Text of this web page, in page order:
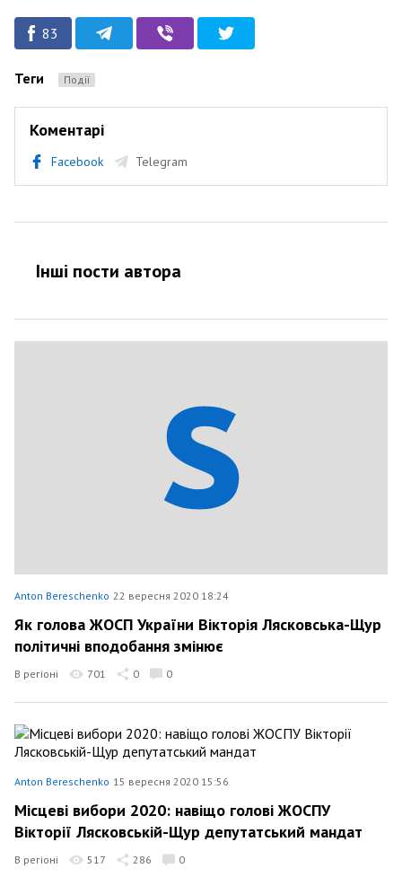
83
Теги Події
Коментарі
Facebook Telegram
Інші пости автора
Anton Bereschenko 22 вересня 2020 18:24
Як голова ЖОСП України Вікторія Лясковська-Щур
політичні вподобання змінює
В регіоні 701 0 0
Anton Bereschenko 15 вересня 2020 15:56
Місцеві вибори 2020: навіщо голові ЖОСПУ
Вікторії Лясковській-Щур депутатський мандат
В регіоні 517 286 0